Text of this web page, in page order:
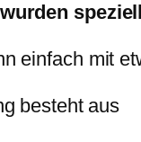
einfach mit
besteht aus